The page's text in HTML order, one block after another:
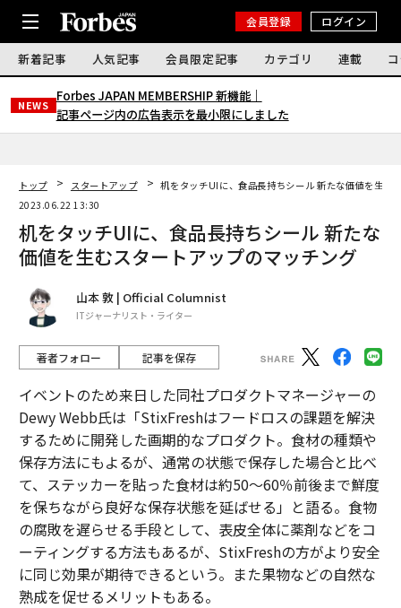
会員登録 ログイン
新着記事 人気記事 会員限定記事 カテゴリ 連載
NEWS
Forbes JAPAN MEMBERSHIP 新機能｜
記事ページ内の広告表示を最小限にしました
トップ スタートアップ
机をタッチUIに、食品長持ちシール 新たな価値を生む
2023.06.22 13:30
机をタッチUIに、食品長持ちシール 新たな
価値を生むスタートアップのマッチング
山本 敦 | Official Columnist
ITジャーナリスト・ライター
著者フォロー 記事を保存
イベントのため来日した同社プロダクトマネージャーの
Dewy Webb氏は「StixFreshはフードロスの課題を解決
するために開発した画期的なプロダクト。食材の種類や
保存方法にもよるが、通常の状態で保存した場合と比べ
て、ステッカーを貼った食材は約50〜60％前後まで鮮度
を保ちながら良好な保存状態を延ばせる」と語る。食物
の腐敗を遅らせる手段として、表皮全体に薬剤などをコ
ーティングする方法もあるが、StixFreshの方がより安全
に同じ効果が期待できるという。また果物などの自然な
熟成を促せるメリットもある。